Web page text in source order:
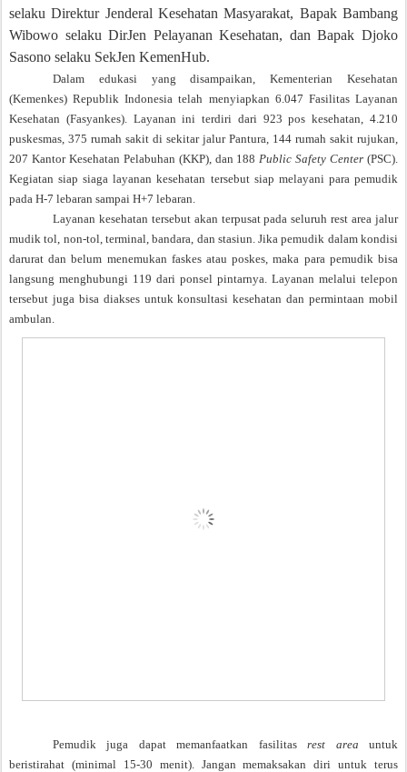
selaku Direktur Jenderal Kesehatan Masyarakat, Bapak Bambang
Wibowo selaku DirJen Pelayanan Kesehatan, dan Bapak Djoko
Sasono selaku SekJen KemenHub.
Dalam edukasi yang disampaikan, Kementerian Kesehatan
(Kemenkes) Republik Indonesia telah menyiapkan 6.047 Fasilitas Layanan
Kesehatan (Fasyankes). Layanan ini terdiri dari 923 pos kesehatan, 4.210
puskesmas, 375 rumah sakit di sekitar jalur Pantura, 144 rumah sakit rujukan,
207 Kantor Kesehatan Pelabuhan (KKP), dan 188 Public Safety Center (PSC).
Kegiatan siap siaga layanan kesehatan tersebut siap melayani para pemudik
pada H-7 lebaran sampai H+7 lebaran.
Layanan kesehatan tersebut akan terpusat pada seluruh rest area jalur
mudik tol, non-tol, terminal, bandara, dan stasiun. Jika pemudik dalam kondisi
darurat dan belum menemukan faskes atau poskes, maka para pemudik bisa
langsung menghubungi 119 dari ponsel pintarnya. Layanan melalui telepon
tersebut juga bisa diakses untuk konsultasi kesehatan dan permintaan mobil
ambulan.
Pemudik juga dapat memanfaatkan fasilitasrest area untuk
beristirahat (minimal 15-30 menit). Jangan memaksakan diri untuk terus